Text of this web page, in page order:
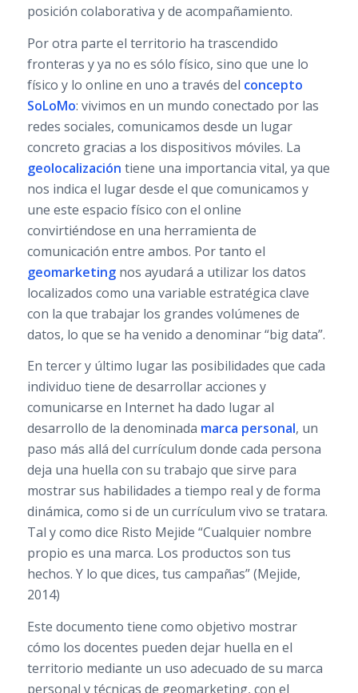
posición colaborativa y de acompañamiento.
Por otra parte el territorio ha trascendido
fronteras y ya no es sólo físico, sino que une lo
físico y lo online en uno a través del concepto
SoLoMo: vivimos en un mundo conectado por las
redes sociales, comunicamos desde un lugar
concreto gracias a los dispositivos móviles. La
geolocalización tiene una importancia vital, ya que
nos indica el lugar desde el que comunicamos y
une este espacio físico con el online
convirtiéndose en una herramienta de
comunicación entre ambos. Por tanto el
geomarketingnos ayudará a utilizar los datos
localizados como una variable estratégica clave
con la que trabajar los grandes volúmenes de
datos, lo que se ha venido a denominar “big data”.
En tercer y último lugar las posibilidades que cada
individuo tiene de desarrollar acciones y
comunicarse en Internet ha dado lugar al
desarrollo de la denominada marca personal, un
paso más allá del currículum donde cada persona
deja una huella con su trabajo que sirve para
mostrar sus habilidades a tiempo real y de forma
dinámica, como si de un currículum vivo se tratara.
Tal y como dice Risto Mejide “Cualquier nombre
propio es una marca. Los productos son tus
hechos. Y lo que dices, tus campañas” (Mejide,
2014)
Este documento tiene como objetivo mostrar
cómo los docentes pueden dejar huella en el
territorio mediante un uso adecuado de su marca
personal y técnicas de geomarketing, con el